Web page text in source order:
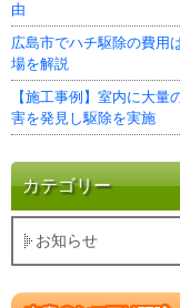
由
広島市でハチ駆除の費用
場を解説
【施工事例】室内に大
害を発見し駆除を実施
カテゴリー
お知らせ